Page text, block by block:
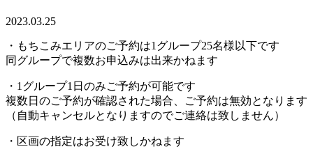
2023.03.25
・もちこみエリアのご予約は1グループ25名様以下です
同グループで複数お申込みは出来かねます
・1グループ1日のみご予約が可能です
複数日のご予約が確認された場合、ご予約は無効となります
（自動キャンセルとなりますのでご連絡は致しません）
・区画の指定はお受け致しかねます